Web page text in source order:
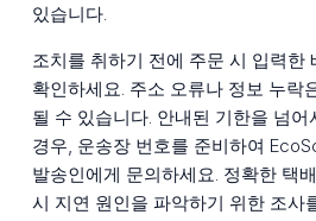
있습니다.
조치를 취하기 전에 주문 시 입력한
확인하세요. 주소 오류나 정보 누락
될 수 있습니다. 안내된 기한을 넘
경우, 운송장 번호를 준비하여
발송인에게 문의하세요. 정확한 택
시 지연 원인을 파악하기 위한 조사